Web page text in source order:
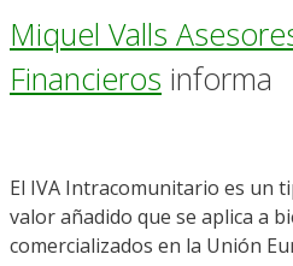
Miquel Valls
Financieros informa
El IVA Intracomunitario es un
valor añadido que se aplica a
comercializados en la Unión